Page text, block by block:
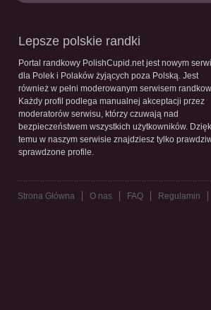
Lepsze polskie randki
Portal randkowy PolishCupid.net jest nowym
dla Polek i Polaków żyjących poza Polską. Jest
również w pełni moderowanym serwisem
Każdy profil podlega manualnej akceptacji przez
moderatorów serwisu, którzy czuwają nad
bezpieczeństwem wszystkich użytkowników.
temu w naszym serwisie znajdziesz tylko
sprawdzone profile.
Strona Główna O nas FAQ Regulamin